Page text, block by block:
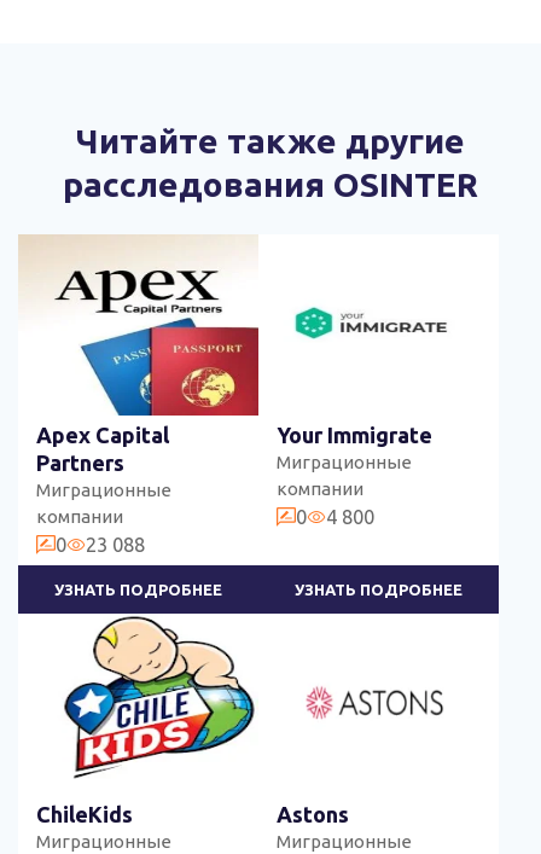
Читайте также другие
расследования OSINTER
Apex Capital
Partners
Миграционные
компании
0 23 088
УЗНАТЬ ПОДРОБНЕЕ
Your Immigrate
Миграционные
компании
0 4 800
УЗНАТЬ ПОДРОБНЕЕ
ChileKids
Миграционные
Astons
Миграционные